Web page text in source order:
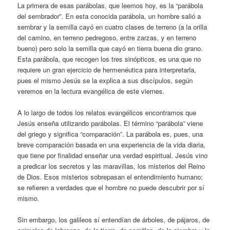
La primera de esas parábolas, que leemos hoy, es la “parábola
del sembrador”. En esta conocida parábola, un hombre salió a
sembrar y la semilla cayó en cuatro clases de terreno (a la orilla
del camino, en terreno pedregoso, entre zarzas, y en terreno
bueno) pero solo la semilla que cayó en tierra buena dio grano.
Esta parábola, que recogen los tres sinópticos, es una que no
requiere un gran ejercicio de hermenéutica para interpretarla,
pues el mismo Jesús se la explica a sus discípulos, según
veremos en la lectura evangélica de este viernes.
A lo largo de todos los relatos evangélicos encontramos que
Jesús enseña utilizando parábolas. El término “parábola” viene
del griego y significa “comparación”. La parábola es, pues, una
breve comparación basada en una experiencia de la vida diaria,
que tiene por finalidad enseñar una verdad espiritual. Jesús vino
a predicar los secretos y las maravillas, los misterios del Reino
de Dios. Esos misterios sobrepasan el entendimiento humano;
se refieren a verdades que el hombre no puede descubrir por sí
mismo.
Sin embargo, los galileos sí entendían de árboles, de pájaros, de